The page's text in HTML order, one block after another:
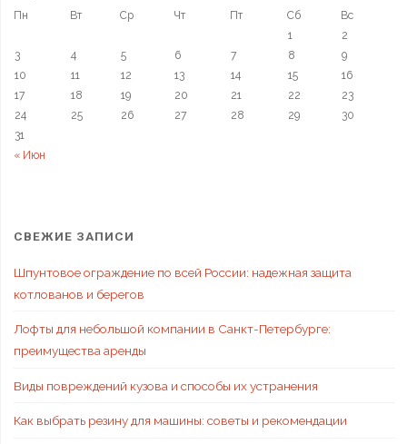
Пн
Вт Ср Чт Пт Сб Вс
« Июн
1
2
3
4 5 6 7 8
9
10
11 12 13 14 15
16
17
18 19 20 21 22
23
24
25 26 27 28 29
30
31
СВЕЖИЕ ЗАПИСИ
Шпунтовое ограждение по всей России: надежная защита
котлованов и берегов
Лофты для небольшой компании в Санкт-Петербурге:
преимущества аренды
Виды повреждений кузова и способы их устранения
Как выбрать резину для машины: советы и рекомендации